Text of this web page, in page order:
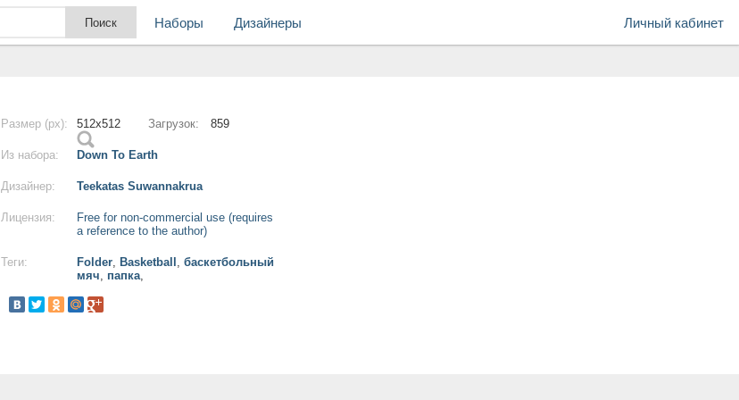
Личный кабинет
Наборы Дизайнеры
Размер (px): 512x512 Загрузок: 859
Из набора: Down To Earth
Дизайнер: Teekatas Suwannakrua
Лицензия:
Free for non-commercial use (requires
a reference to the author)
Теги: Folder, Basketball , баскетбольный
мяч, папка,